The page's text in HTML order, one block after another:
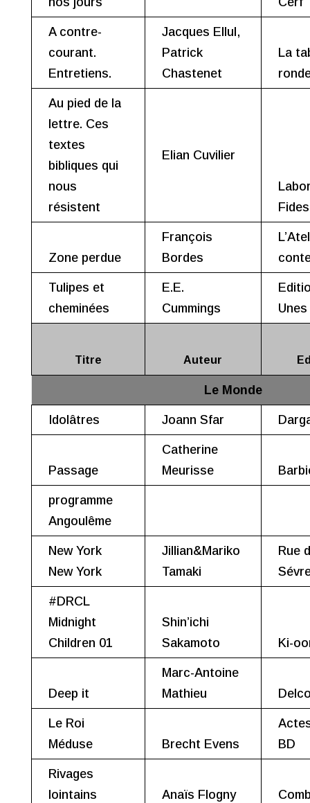
A contre-
courant.
Entretiens.
Jacques Ellul,
Patrick
Chastenet
La
Au pied de la
lettre. Ces
textes
bibliques qui
nous
résistent
Elian Cuvilier
Fides
Zone perdue
François
Bordes
Tulipes et
cheminées
E.E.
Cummings
Unes
Titre Auteur
Le Monde
Idolâtres Joann Sfar
Passage
Catherine
Meurisse
programme
Angoulême
New York
New York
Jillian&Mariko
Tamaki
Rue
#DRCL
Midnight
Children 01
Shin’ichi
Sakamoto
Ki-
Deep it
Marc-Antoine
Mathieu
Le Roi
Méduse
Brecht Evens
BD
Rivages
lointains
Anaïs Flogny